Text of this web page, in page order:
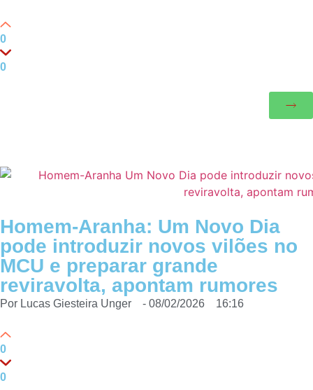
0
0
Homem-Aranha: Um Novo Dia
pode introduzir novos vilões no
MCU e preparar grande
reviravolta, apontam rumores
Por Lucas Giesteira Unger - 08/02/2026 16:16
0
0